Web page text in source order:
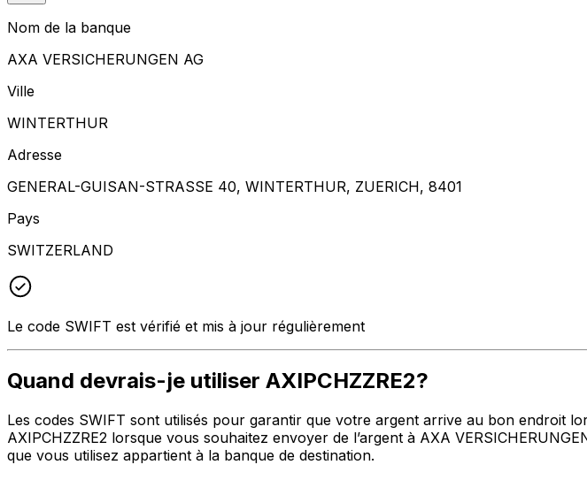
Nom de la banque
AXA VERSICHERUNGEN AG
Ville
WINTERTHUR
Adresse
GENERAL-GUISAN-STRASSE 40, WINTERTHUR, ZUERICH, 8401
Pays
SWITZERLAND
Le code SWIFT est vérifié et mis à jour régulièrement
Quand devrais-je utiliser AXIPCHZZRE2?
Les codes SWIFT sont utilisés pour garantir que votre argent arrive au bon endroit
AXIPCHZZRE2 lorsque vous souhaitez envoyer de l’argent à AXA
que vous utilisez appartient à la banque de destination.